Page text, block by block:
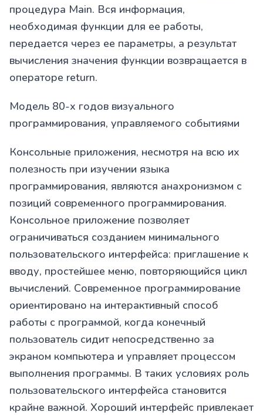
процедура Main. Вся информация,
необходимая функции для ее работы,
передается через ее параметры, а результат
вычисления значения функции возвращается в
операторе return.
Модель 80-х годов визуального
программирования, управляемого событиями
Консольные приложения, несмотря на всю их
полезность при изучении языка
программирования, являются анахронизмом с
позиций современного программирования.
Консольное приложение позволяет
ограничиваться созданием минимального
пользовательского интерфейса: приглашение к
вводу, простейшее меню, повторяющийся цикл
вычислений. Современное программирование
ориентировано на интерактивный способ
работы с программой, когда конечный
пользователь сидит непосредственно за
экраном компьютера и управляет процессом
выполнения программы. В таких условиях роль
пользовательского интерфейса становится
крайне важной. Хороший интерфейс привлекает